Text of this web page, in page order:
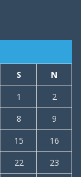
S
N
1
2
8
9
15
16
22
23